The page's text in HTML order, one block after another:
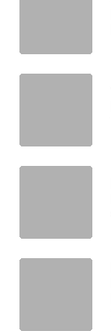
SIBARAGAS
NEWS